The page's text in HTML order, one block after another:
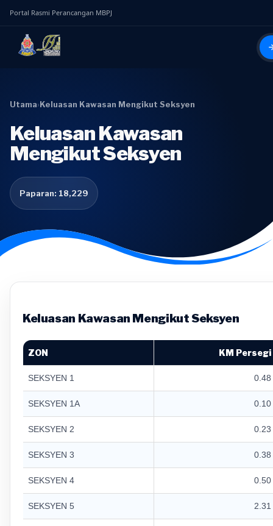
Portal Rasmi Perancangan MBPJ
Utama›Keluasan Kawasan Mengikut Seksyen
Keluasan Kawasan
Mengikut Seksyen
Paparan: 18,229
Keluasan Kawasan Mengikut Seksyen
ZON KM Persegi
SEKSYEN 1 0.48
SEKSYEN 1A 0.10
SEKSYEN 2 0.23
SEKSYEN 3 0.38
SEKSYEN 4 0.50
SEKSYEN 5 2.31